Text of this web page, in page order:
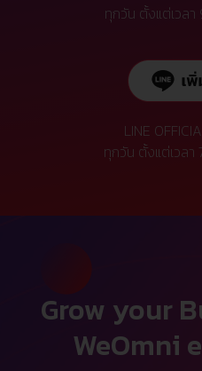
ทุกวัน ตั้งแต่เวล
LINE
ทุกวัน ตั้งแต่เวล
Grow your
WeOmni